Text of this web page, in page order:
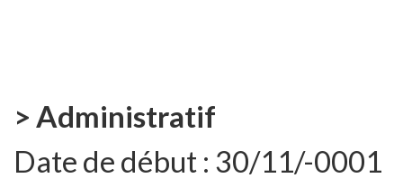
> Administratif
Date de début : 30/11/-0001